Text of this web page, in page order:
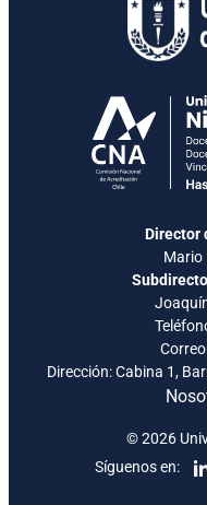
Director
Mario
Dirección: Cabina 1,
Síguenos en:
© 2026